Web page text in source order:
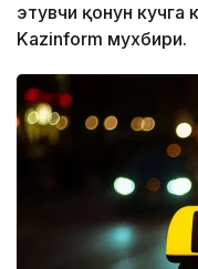
этувчи қонун
Kazinform мухбири.